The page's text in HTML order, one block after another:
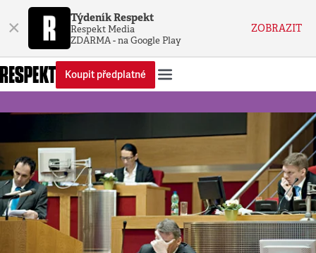
× Týdeník Respekt
Respekt Media
ZDARMA - na Google Play
ZOBRAZIT
Koupit předplatné